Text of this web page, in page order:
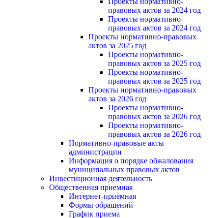
правовых актов за 2024 год
Проекты нормативно-
правовых актов за 2024 год
Проекты нормативно-правовых
актов за 2025 год
Проекты нормативно-
правовых актов за 2025 год
Проекты нормативно-
правовых актов за 2025 год
Проекты нормативно-правовых
актов за 2026 год
Проекты нормативно-
правовых актов за 2026 год
Проекты нормативно-
правовых актов за 2026 год
Нормативно-правовые акты
администрации
Информация о порядке обжалования
муниципальных правовых актов
Инвестиционная деятельность
Общественная приемная
Интернет-приёмная
Формы обращений
График приема